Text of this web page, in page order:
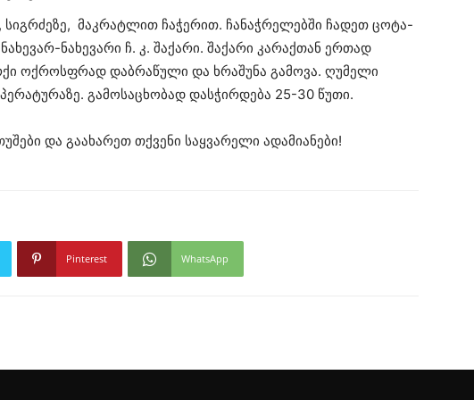
სიგრძეზე, მაკრატლით ჩაჭერით. ჩანაჭრელებში ჩადეთ ცოტა-
ნახევარი ჩ. კ. შაქარი. შაქარი კარაქთან ერთად
ოქროსფრად დაბრაწული და ხრაშუნა გამოვა. ღუმელი
გამოსაცხობად დასჭირდება 25-30 წუთი.
და გაახარეთ თქვენი საყვარელი ადამიანები!
Pinterest WhatsApp